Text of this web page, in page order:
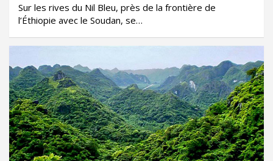
Sur les rives du Nil Bleu, près de la frontière de
l’Éthiopie avec le Soudan, se…